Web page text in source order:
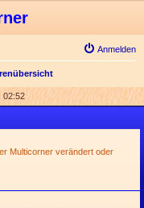
Anmelden
02:52
Multicorner verändert oder